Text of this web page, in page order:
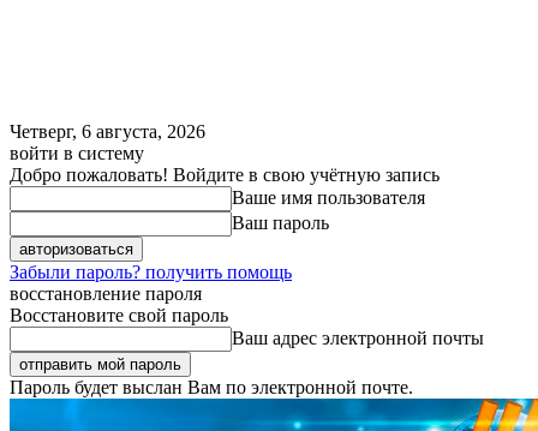
Четверг, 6 августа, 2026
войти в систему
Добро пожаловать! Войдите в свою учётную запись
Ваше имя пользователя
Ваш пароль
Забыли пароль? получить помощь
восстановление пароля
Восстановите свой пароль
Ваш адрес электронной почты
Пароль будет выслан Вам по электронной почте.